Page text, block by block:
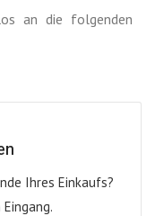
an die folgenden
Ihres Einkaufs?